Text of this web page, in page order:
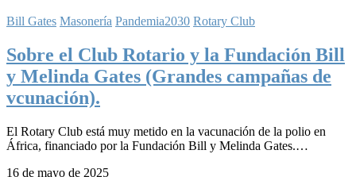
Bill Gates Masonería Pandemia2030 Rotary Club
Sobre el Club Rotario y la Fundación Bill
y Melinda Gates (Grandes campañas de
vcunación).
El Rotary Club está muy metido en la vacunación de la polio en
África, financiado por la Fundación Bill y Melinda Gates.…
16 de mayo de 2025